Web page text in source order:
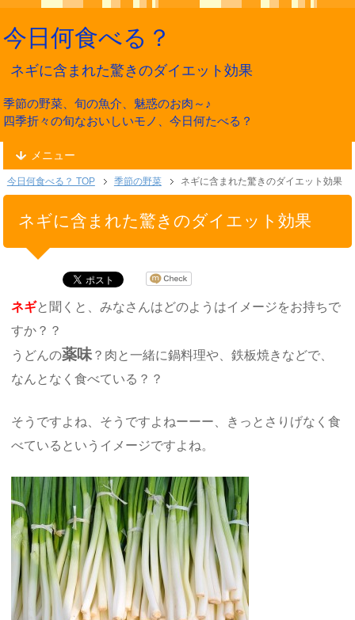
今日何食べる？
ネギに含まれた驚きのダイエット効果
季節の野菜、旬の魚介、魅惑のお肉～♪
四季折々の旬なおいしいモノ、今日何たべる？
メニュー
今日何食べる？ TOP 季節の野菜 ネギに含まれた驚きのダイエット効果
ネギに含まれた驚きのダイエット効果
ネギと聞くと、みなさんはどのようはイメージをお持ちで
すか？？
うどんの薬味 ？肉と一緒に鍋料理や、鉄板焼きなどで、
なんとなく食べている？？
そうですよね、そうですよねーーー、きっとさりげなく食
べているというイメージですよね。